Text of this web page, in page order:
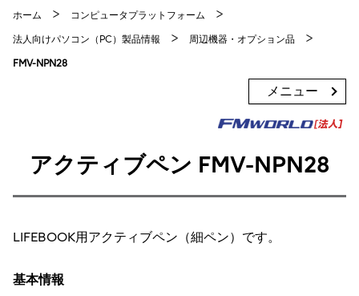
ホーム コンピュータプラットフォーム
法人向けパソコン（PC）製品情報 周辺機器・オプション品
FMV-NPN28
メニュー
アクティブペン FMV-NPN28
LIFEBOOK用アクティブペン（細ペン）です。
基本情報